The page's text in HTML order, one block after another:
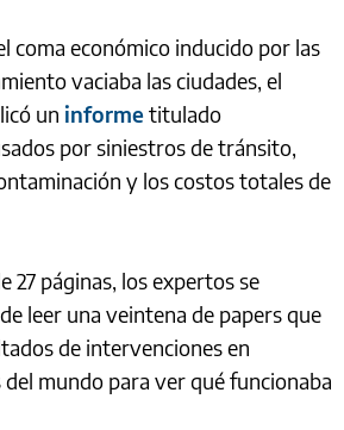
coma económico inducido por las
vaciaba las ciudades, el
un informetitulado
por siniestros de tránsito,
y los costos totales de
27 páginas, los expertos se
leer una veintena de papers que
de intervenciones en
mundo para ver qué funcionaba